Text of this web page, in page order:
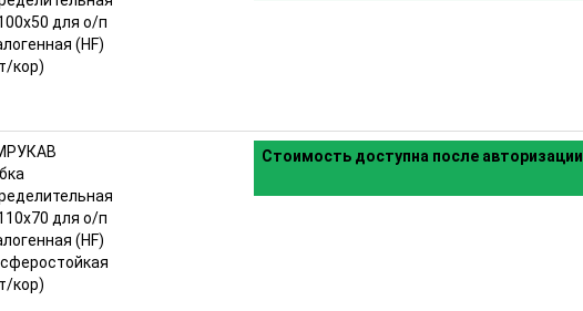
для о/п
(HF)
кор)
для о/п
(HF)
кор)
Стоимость доступна после авторизации